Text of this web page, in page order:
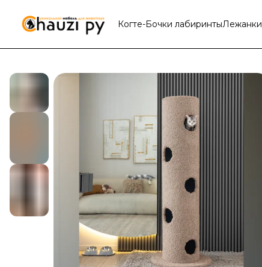
Когте-Бочки лабиринтыЛежанки